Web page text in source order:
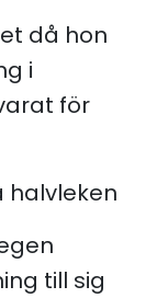
då hon
i
för
halvleken
till sig